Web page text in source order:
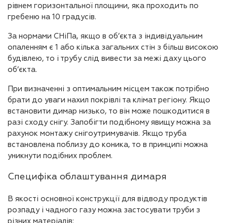
рівнем горизонтальної площини, яка проходить по
гребеню на 10 градусів.
За нормами СНіПа, якщо в об’єкта з індивідуальним
опаленням є 1 або кілька загальних стін з більш високою
будівлею, то і трубу слід вивести за межі даху цього
об’єкта.
При визначенні з оптимальним місцем також потрібно
брати до уваги нахил покрівлі та клімат регіону. Якщо
встановити димар низько, то він може пошкодитися в
разі сходу снігу. Запобігти подібному явищу можна за
рахунок монтажу снігоутримувачів. Якщо труба
встановлена ​​поблизу до коника, то в принципі можна
уникнути подібних проблем.
Специфіка облаштування димаря
В якості основної конструкції для відводу продуктів
розпаду і чадного газу можна застосувати труби з